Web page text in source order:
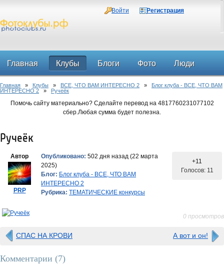
Войти Регистрация
Главная Клубы Блоги Фото Люди
Форум
Главная » Клубы » ВСЕ, ЧТО ВАМ ИНТЕРЕСНО 2 » Блог клуба - ВСЕ, ЧТО ВАМ
ИНТЕРЕСНО 2 » Ручеёк
Помочь сайту материально? Сделайте перевод на 4817760231077102
сбер.Любая сумма будет полезна.
Ручеёк
Автор
PRP
Опубликовано: 502 дня назад (22 марта
2025)
Блог: Блог клуба - ВСЕ, ЧТО ВАМ
ИНТЕРЕСНО 2
Рубрика: ТЕМАТИЧЕСКИЕ конкурсы
+11
Голосов: 11
0 просмотров
СПАС НА КРОВИ А вот и он!
Комментарии (7)